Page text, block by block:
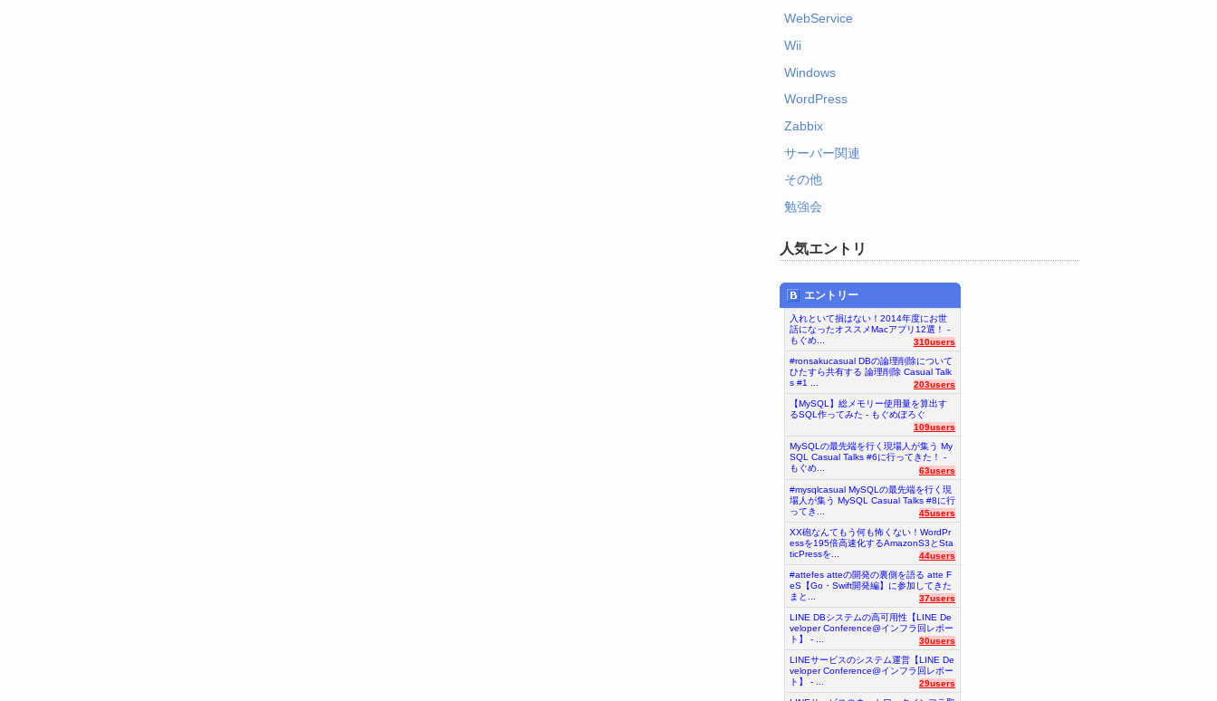
WebService
Wii
Windows
WordPress
Zabbix
サーバー関連
その他
勉強会
人気エントリ
エントリー
入れといて損はない！2014年度にお世
話になったオススメMacアプリ12選！ -
もぐめ...
310users
#ronsakucasual DBの論理削除について
ひたすら共有する 論理削除 Casual Talk
s #1 ...
203users
【MySQL】総メモリー使用量を算出す
るSQL作ってみた - もぐめぽろぐ
109users
MySQLの最先端を行く現場人が集う My
SQL Casual Talks #6に行ってきた！ -
もぐめ...
63users
#mysqlcasual MySQLの最先端を行く現
場人が集う MySQL Casual Talks #8に行
ってき...
45users
XX砲なんてもう何も怖くない！WordPr
essを195倍高速化するAmazonS3とSta
ticPressを...
44users
#attefes atteの開発の裏側を語る atte F
eS【Go・Swift開発編】に参加してきた
まと...
37users
LINE DBシステムの高可用性【LINE De
veloper Conference@インフラ回レポー
ト】 - ...
30users
LINEサービスのシステム運営【LINE De
veloper Conference@インフラ回レポー
ト】 - ...
29users